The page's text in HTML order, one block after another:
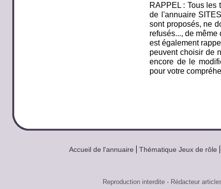
RAPPEL : Tous les
de l'annuaire
sont proposés, ne
refusés..., de
est également
peuvent choisir de
encore de le
pour votre
Accueil de l'annuaire Thématique Jeux de rôle
Reproduction interdite - Rédacteur